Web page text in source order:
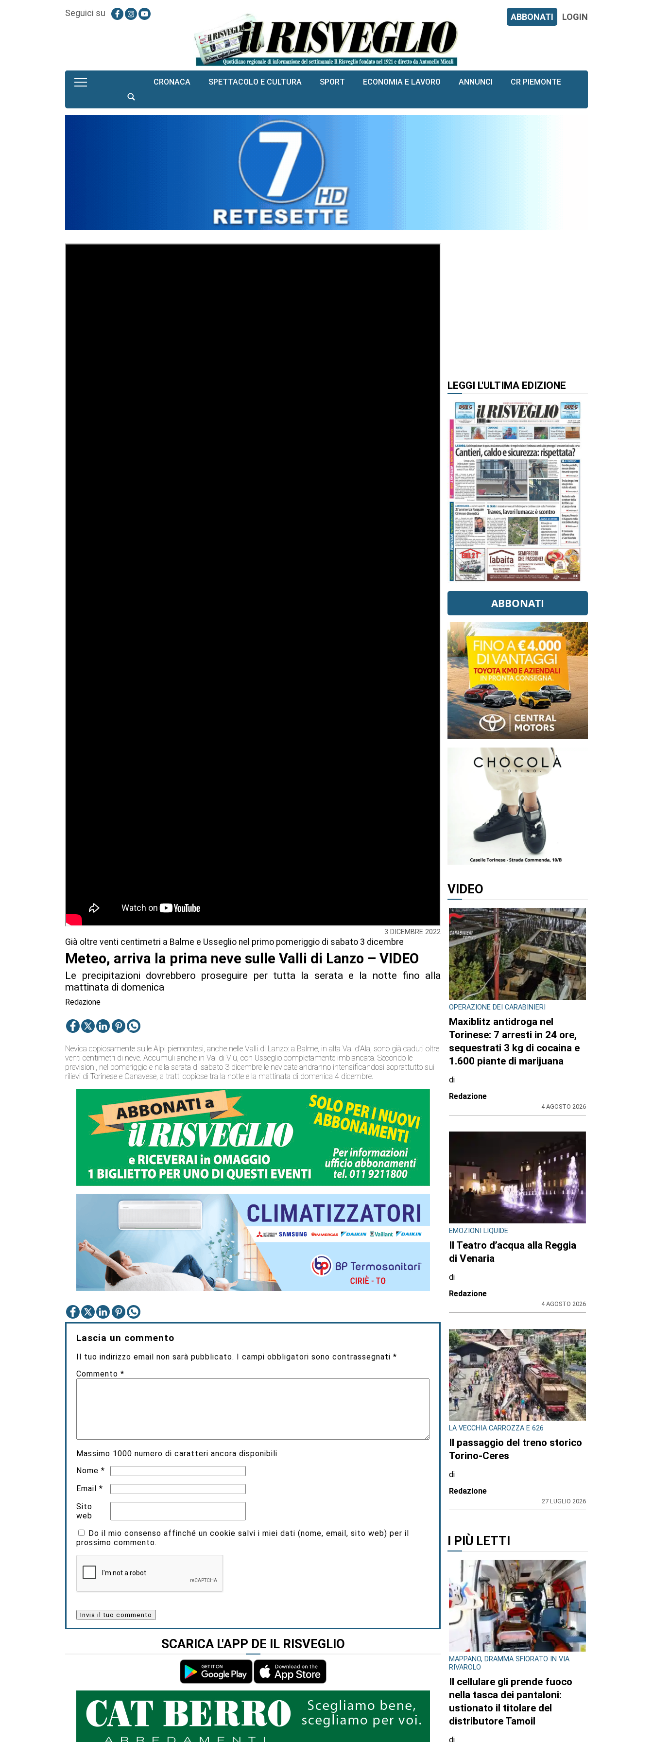
Seguici su ABBONATI LOGIN
CRONACA SPETTACOLO E CULTURA SPORT ECONOMIA E LAVORO ANNUNCI CR PIEMONTE
3 DICEMBRE 2022
Già oltre venti centimetri a Balme e Usseglio nel primo pomeriggio di sabato 3 dicembre
Meteo, arriva la prima neve sulle Valli di Lanzo – VIDEO
Le precipitazioni dovrebbero proseguire per tutta la serata e la notte fino alla
mattinata di domenica
Redazione
Nevica copiosamente sulle Alpi piemontesi, anche nelle Valli di Lanzo: a Balme, in alta Val d’Ala, sono già caduti oltre
venti centimetri di neve. Accumuli anche in Val di Viù, con Usseglio completamente imbiancata. Secondo le
previsioni, nel pomeriggio e nella serata di sabato 3 dicembre le nevicate andranno intensificandosi soprattutto sui
rilievi di Torinese e Canavese, a tratti copiose tra la notte e la mattinata di domenica 4 dicembre.
Lascia un commento
Il tuo indirizzo email non sarà pubblicato. I campi obbligatori sono contrassegnati*
Commento*
Massimo 1000 numero di caratteri ancora disponibili
Nome*
Email*
Sito
web
Do il mio consenso affinché un cookie salvi i miei dati (nome, email, sito web) per il
prossimo commento.
SCARICA L'APP DE IL RISVEGLIO
LEGGI L'ULTIMA EDIZIONE
ABBONATI
VIDEO
OPERAZIONE DEI CARABINIERI
Maxiblitz antidroga nel
Torinese: 7 arresti in 24 ore,
sequestrati 3 kg di cocaina e
1.600 piante di marijuana
di
Redazione
4 AGOSTO 2026
EMOZIONI LIQUIDE
Il Teatro d’acqua alla Reggia
di Venaria
di
Redazione
4 AGOSTO 2026
LA VECCHIA CARROZZA E 626
Il passaggio del treno storico
Torino-Ceres
di
Redazione
27 LUGLIO 2026
I PIÙ LETTI
MAPPANO, DRAMMA SFIORATO IN VIA
RIVAROLO
Il cellulare gli prende fuoco
nella tasca dei pantaloni:
ustionato il titolare del
distributore Tamoil
di